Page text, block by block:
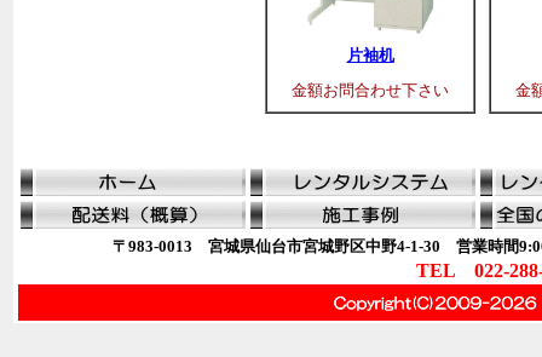
片袖机
金額お問合わせ下さい
金
〒983-0013 宮城県仙台市宮城野区中野4-1-30 営業時間
TEL 022-